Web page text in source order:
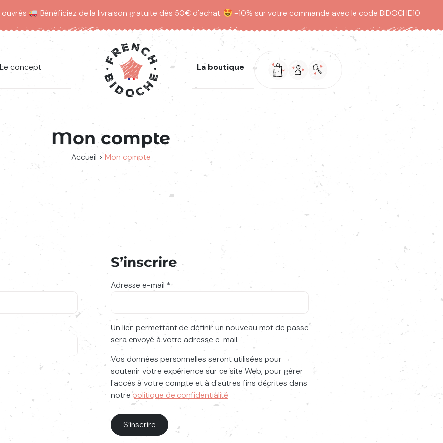
Bénéficiez de la livraison gratuite dès 50€ d'achat. -10% sur votre commande avec le code BIDOCHE10
Le concept
La boutique
votre recherche
Mon compte
Accueil >Mon compte
S’inscrire
Adresse e-mail *Obligatoire
Un lien permettant de définir un nouveau mot de passe
sera envoyé à votre adresse e-mail.
Vos données personnelles seront utilisées pour
soutenir votre expérience sur ce site Web, pour gérer
l'accès à votre compte et à d'autres fins décrites dans
notrepolitique de confidentialité
S’inscrire